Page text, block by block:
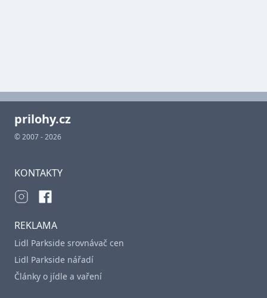
prilohy.cz
© 2007 - 2026
KONTAKTY
REKLAMA
Lidl Parkside srovnávač cen
Lidl Parkside nářadí
Články o jídle a vaření